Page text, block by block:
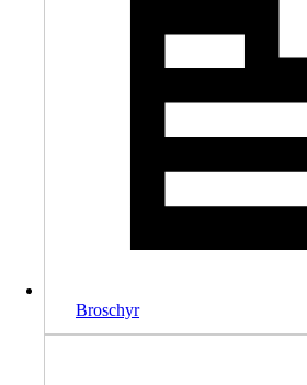
Broschyr